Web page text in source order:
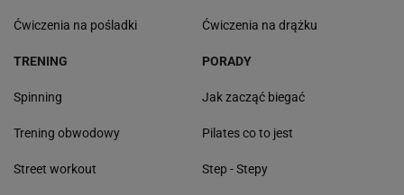
Ćwiczenia na pośladki Ćwiczenia na drążku
TRENING
Spinning
Trening obwodowy
Street workout
PORADY
Jak zacząć biegać
Pilates co to jest
Step - Stepy